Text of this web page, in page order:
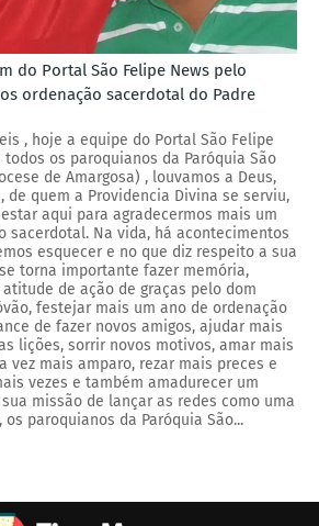
do Portal São Felipe News pelo
ordenação sacerdotal do Padre
, hoje a equipe do Portal São Felipe
os paroquianos da Paróquia São
de Amargosa) , louvamos a Deus,
de quem a Providencia Divina se serviu,
aqui para agradecermos mais um
sacerdotal. Na vida, há acontecimentos
esquecer e no que diz respeito a sua
torna importante fazer memória,
de ação de graças pelo dom
festejar mais um ano de ordenação
de fazer novos amigos, ajudar mais
lições, sorrir novos motivos, amar mais
vez mais amparo, rezar mais preces e
vezes e também amadurecer um
missão de lançar as redes como uma
paroquianos da Paróquia São...